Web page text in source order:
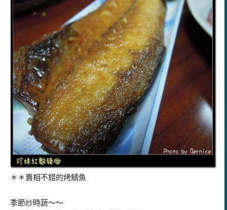
＊＊賣相不錯的烤鯖魚
季節炒時蔬～～